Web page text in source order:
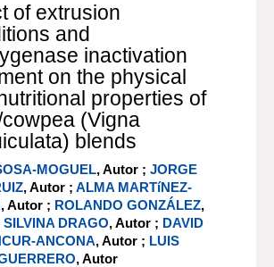
of extrusion
and
inactivation
on the physical
properties of
(Vigna
blends
MOGUEL, Autor ;JORGE
, Autor ;ALMA MARTíNEZ-
, Autor ; ROLANDO GONZÁLEZ,
SILVINA DRAGO, Autor ; DAVID
ANCONA, Autor ; LUIS
, Autor